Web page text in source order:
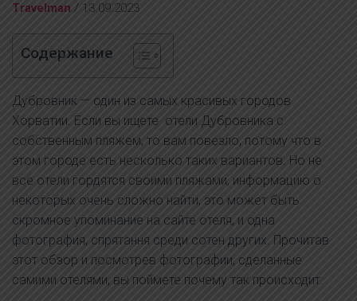
Travelman / 13.09.2023
Содержание
Дубровник — один из самых красивых городов
Хорватии. Если вы ищете отели Дубровника с
собственным пляжем, то вам повезло, потому что в
этом городе есть несколько таких вариантов. Но не
все отели гордятся своими пляжами, информацию о
некоторых очень сложно найти, это может быть
скромное упоминание на сайте отеля, и одна
фотография, спрятання среди сотен других. Прочитав
этот обзор и посмотрев фотографии, сделанные
самими отелями, вы поймете почему так происходит.